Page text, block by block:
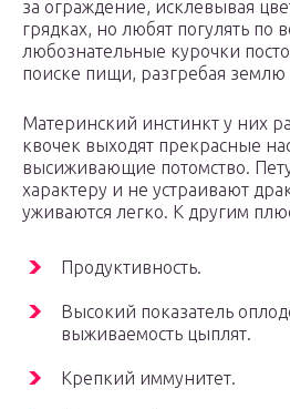
за ограждение, исклевывая
грядках, но любят погулять по
любознательные курочки
поиске пищи, разгребая землю
Материнский инстинкт у них
квочек выходят прекрасные
высиживающие потомство.
характеру и не устраивают
уживаются легко. К другим
Продуктивность.
Высокий показатель
выживаемость цыплят.
Крепкий иммунитет.